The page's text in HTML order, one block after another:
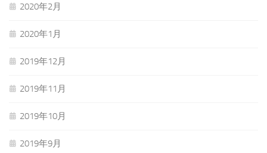
2020年2月
2020年1月
2019年12月
2019年11月
2019年10月
2019年9月